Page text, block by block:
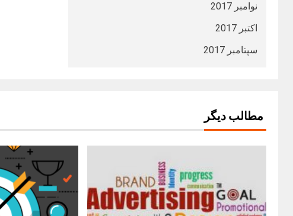
نوامبر 2017
اکتبر 2017
سپتامبر 2017
مطالب دیگر